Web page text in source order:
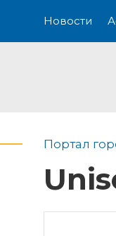
Новости
Портал